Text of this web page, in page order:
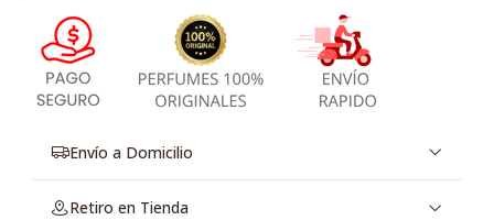
calidez y suavidad. Como toda creación deAnsam
Perfumes
, destaca por su estilo oriental contemporáneo,
su alta concentración y una estela adictiva que no pasa
desapercibida.
Notas de la fragancia:
Salida:Acordes dulces y afrutados
Envío a Domicilio
Retiro en Tienda